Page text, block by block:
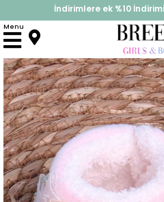
%30 Sepette Yaz
İndirimlere ek %10
Menu
Anasayfa Patik & Panduf